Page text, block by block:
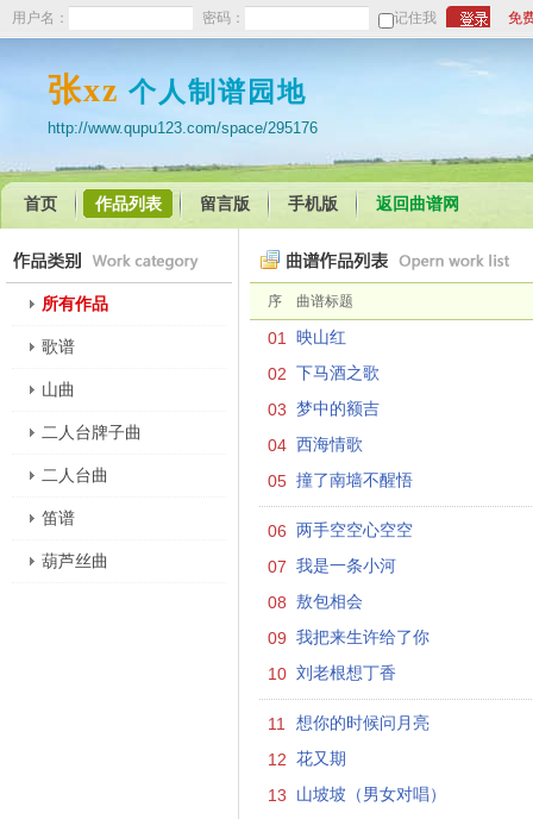
用户名： 密码： 记住我 免
张xz 个人制谱园地
http://www.qupu123.com/space/295176
首页 作品列表 留言版 手机版 返回曲谱网
序 曲谱标题
01 映山红
02 下马酒之歌
03 梦中的额吉
04 西海情歌
05 撞了南墙不醒悟
06 两手空空心空空
07 我是一条小河
08 敖包相会
09 我把来生许给了你
10 刘老根想丁香
11 想你的时候问月亮
12 花又期
13 山坡坡（男女对唱）
所有作品
歌谱
山曲
二人台牌子曲
二人台曲
笛谱
葫芦丝曲